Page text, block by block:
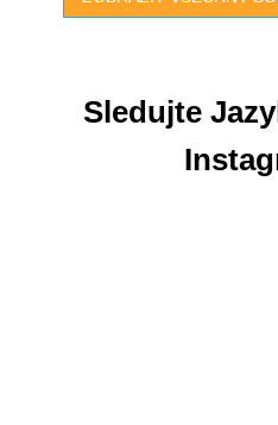
Sledujte